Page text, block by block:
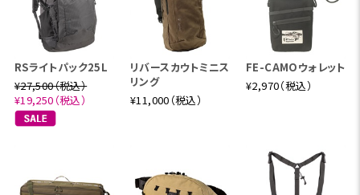
RSライトパック25L
¥27,500（税込）
¥19,250（税込）
リバースカウトミニス
リング
¥11,000（税込）
FE-CAMOウォレット
¥2,970（税込）